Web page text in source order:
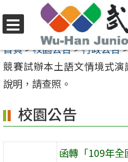
至
要
內
區
選
單
首頁>校園公告>行政公告
競賽試辦本土語文情境式
說明，請查照。
校園公告
函轉「109年